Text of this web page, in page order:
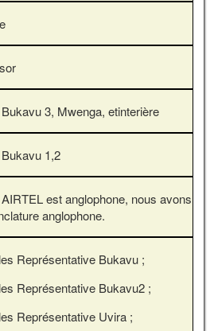
3, Mwenga, etinterière
1,2
est anglophone, nous avons
anglophone.
Bukavu ;
Bukavu2 ;
Uvira ;